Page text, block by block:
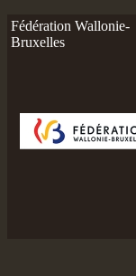
Fédération Wallonie-
Bruxelles